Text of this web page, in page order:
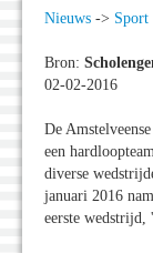
Nieuws -> Sport
Bron:
02-02-2016
De Amstelveense
een
diverse
januari 2016
eerste wedstrijd,